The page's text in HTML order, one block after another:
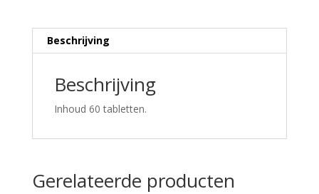
Beschrijving
Beschrijving
Inhoud 60 tabletten.
Gerelateerde producten